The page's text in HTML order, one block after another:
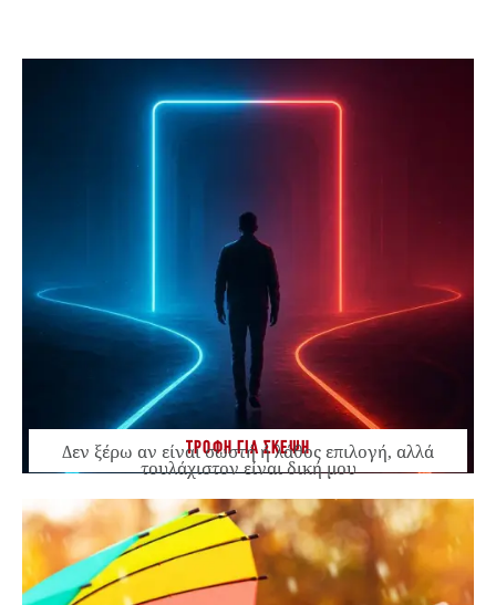
ΤΡΟΦΗ ΓΙΑ ΣΚΕΨΗ
Δεν ξέρω αν είναι σωστή ή λάθος επιλογή, αλλά
τουλάχιστον είναι δική μου